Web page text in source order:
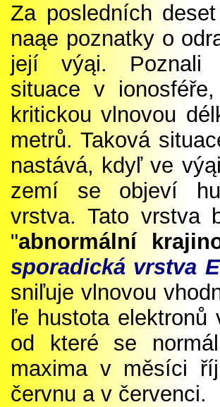
Za posledních
naąe poznatky o
její výąi. Poznali
situace v
kritickou vlnovou
metrů. Taková
nastává, kdyľ ve
zemí se objeví
vrstva. Tato vrstva
"abnormální
sporadická vrstva
sniľuje vlnovou
ľe hustota
od které se
maxima v měsíci
červnu a v červenci.